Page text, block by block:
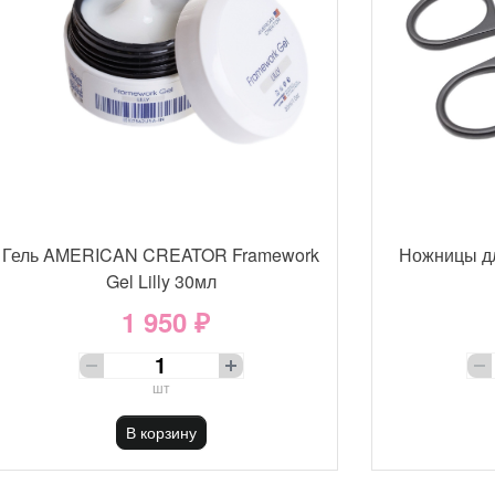
Гель AMERICAN CREATOR Framework
Gel Lilly 30мл
1 950 ₽
шт
В корзину
Ножницы